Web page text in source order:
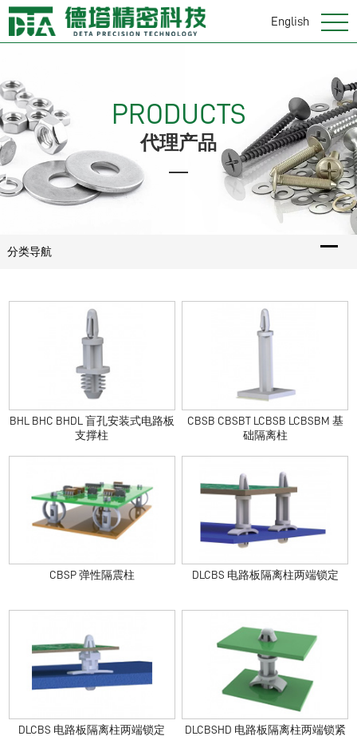
English
PRODUCTS
代理产品
分类导航
BHL BHC BHDL 盲孔安装式电路板
支撑柱
CBSB CBSBT LCBSB LCBSBM 基
础隔离柱
CBSP 弹性隔震柱 DLCBS 电路板隔离柱两端锁定
DLCBS 电路板隔离柱两端锁定 DLCBSHD 电路板隔离柱两端锁紧